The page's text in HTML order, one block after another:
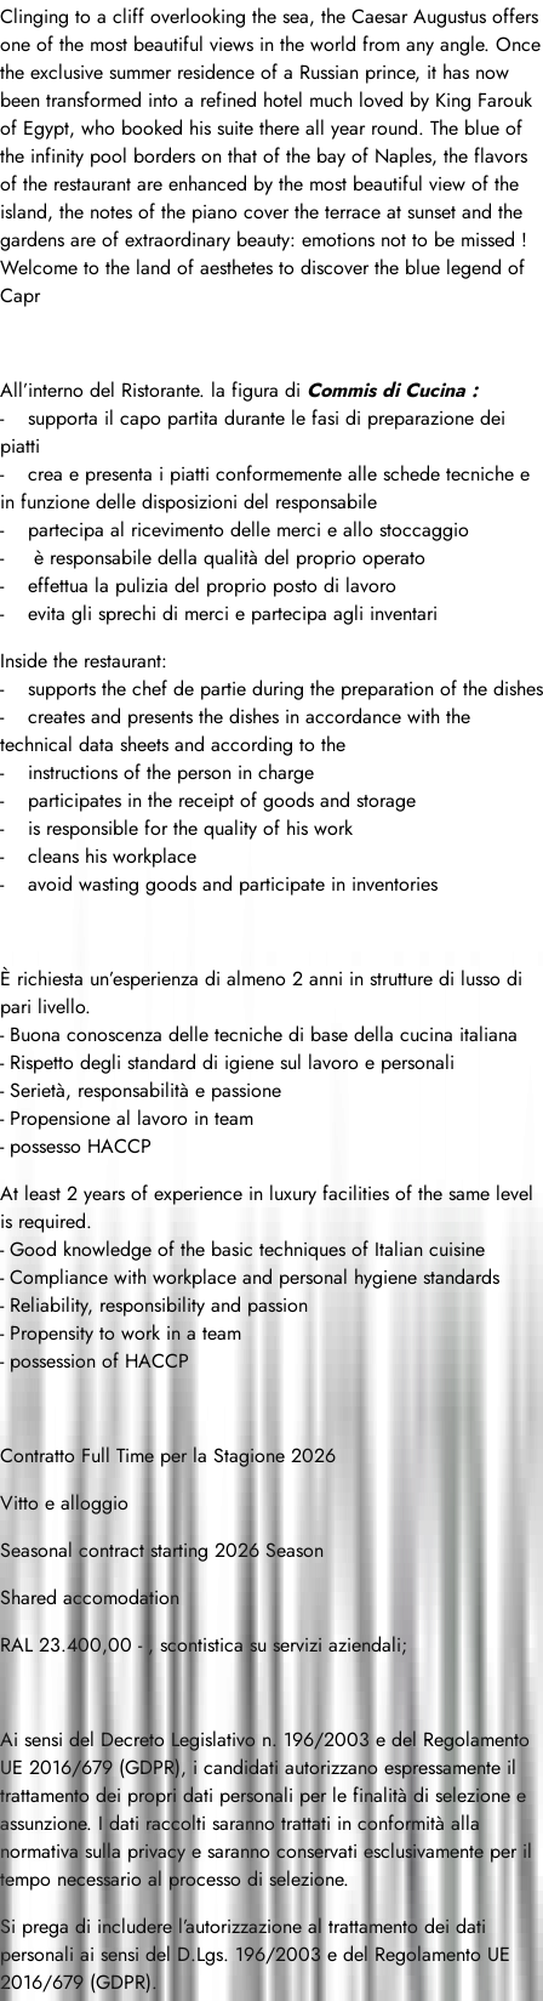
Clinging to a cliff overlooking the sea, the Caesar Augustus offers
one of the most beautiful views in the world from any angle. Once
the exclusive summer residence of a Russian prince, it has now
been transformed into a refined hotel much loved by King Farouk
of Egypt, who booked his suite there all year round. The blue of
the infinity pool borders on that of the bay of Naples, the flavors
of the restaurant are enhanced by the most beautiful view of the
island, the notes of the piano cover the terrace at sunset and the
gardens are of extraordinary beauty: emotions not to be missed !
Welcome to the land of aesthetes to discover the blue legend of
Capr
All’interno del Ristorante. la figura di Commis di Cucina :
- supporta il capo partita durante le fasi di preparazione dei
piatti
- crea e presenta i piatti conformemente alle schede tecniche e
in funzione delle disposizioni del responsabile
- partecipa al ricevimento delle merci e allo stoccaggio
- è responsabile della qualità del proprio operato
- effettua la pulizia del proprio posto di lavoro
- evita gli sprechi di merci e partecipa agli inventari
Inside the restaurant:
- supports the chef de partie during the preparation of the dishes
- creates and presents the dishes in accordance with the
technical data sheets and according to the
- instructions of the person in charge
- participates in the receipt of goods and storage
- is responsible for the quality of his work
- cleans his workplace
- avoid wasting goods and participate in inventories
È richiesta un’esperienza di almeno 2 anni in strutture di lusso di
pari livello.
- Buona conoscenza delle tecniche di base della cucina italiana
- Rispetto degli standard di igiene sul lavoro e personali
- Serietà, responsabilità e passione
- Propensione al lavoro in team
- possesso HACCP
At least 2 years of experience in luxury facilities of the same level
is required.
- Good knowledge of the basic techniques of Italian cuisine
- Compliance with workplace and personal hygiene standards
- Reliability, responsibility and passion
- Propensity to work in a team
- possession of HACCP
Contratto Full Time per la Stagione 2026
Vitto e alloggio
Seasonal contract starting 2026 Season
Shared accomodation
RAL 23.400,00 - , scontistica su servizi aziendali;
Ai sensi del Decreto Legislativo n. 196/2003 e del Regolamento
UE 2016/679 (GDPR), i candidati autorizzano espressamente il
trattamento dei propri dati personali per le finalità di selezione e
assunzione. I dati raccolti saranno trattati in conformità alla
normativa sulla privacy e saranno conservati esclusivamente per il
tempo necessario al processo di selezione.
Si prega di includere l’autorizzazione al trattamento dei dati
personali ai sensi del D.Lgs. 196/2003 e del Regolamento UE
2016/679 (GDPR).